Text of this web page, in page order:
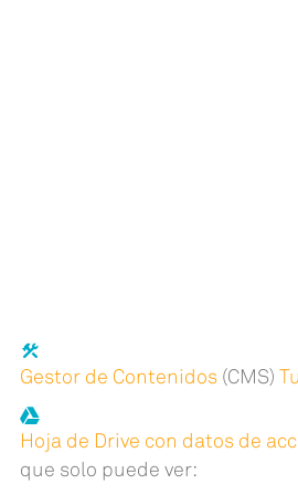
construction
Gestor de Contenidos (CMS)
Hoja de Drive con datos de
que solo puede ver: